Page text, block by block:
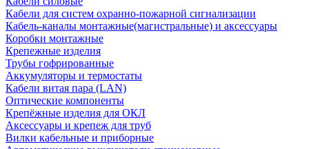
Кабели для систем охранно-пожарной сигнализации
Кабель-каналы монтажные(магистральные) и аксессуары
Коробки монтажные
Крепежные изделия
Трубы гофрированные
Аккумуляторы и термостаты
Кабели витая пара (LAN)
Оптические компоненты
Крепёжные изделия для ОКЛ
Аксессуары и крепеж для труб
Вилки кабельные и приборные